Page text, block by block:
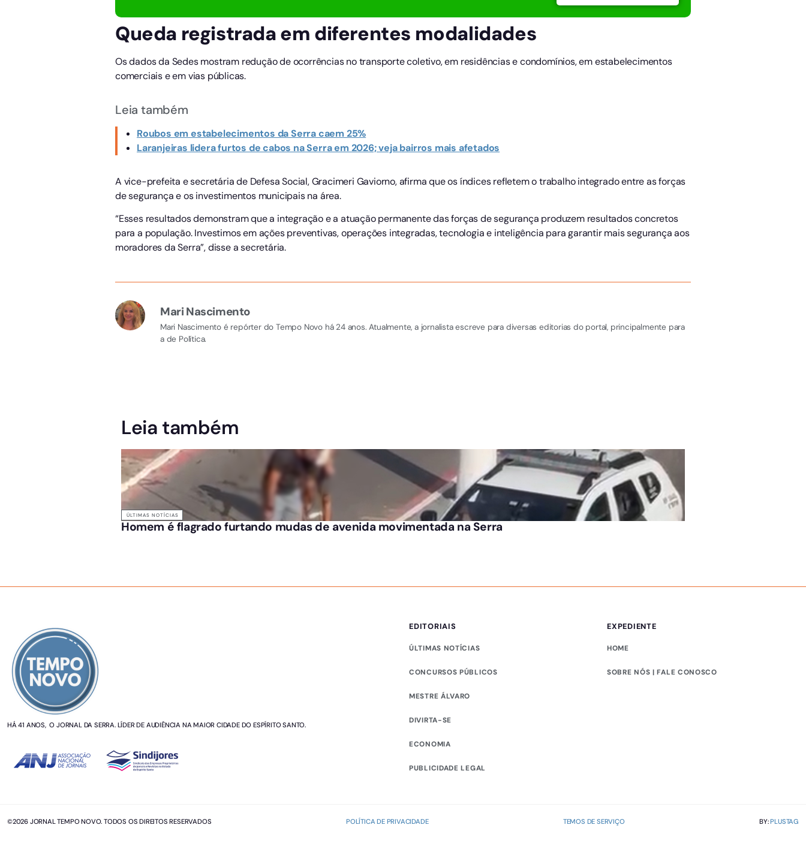
Queda registrada em diferentes modalidades
Os dados da Sedes mostram redução de ocorrências no transporte coletivo, em residências e condomínios, em estabelecimentos
comerciais e em vias públicas.
Leia também
Roubos em estabelecimentos da Serra caem 25%
Laranjeiras lidera furtos de cabos na Serra em 2026; veja bairros mais afetados
A vice-prefeita e secretária de Defesa Social, Gracimeri Gaviorno, afirma que os índices refletem o trabalho integrado entre as forças
de segurança e os investimentos municipais na área.
“Esses resultados demonstram que a integração e a atuação permanente das forças de segurança produzem resultados concretos
para a população. Investimos em ações preventivas, operações integradas, tecnologia e inteligência para garantir mais segurança aos
moradores da Serra”, disse a secretária.
Mari Nascimento
Mari Nascimento é repórter do Tempo Novo há 24 anos. Atualmente, a jornalista escreve para diversas editorias do portal, principalmente para
a de Política.
Leia também
ÚLTIMAS NOTÍCIAS
Homem é flagrado furtando mudas de avenida movimentada na Serra
HÁ 41 ANOS, O JORNAL DA SERRA. LÍDER DE AUDIÊNCIA NA MAIOR CIDADE DO ESPÍRITO SANTO.
EDITORIAIS
ÚLTIMAS NOTÍCIAS
CONCURSOS PÚBLICOS
MESTRE ÁLVARO
DIVIRTA-SE
ECONOMIA
PUBLICIDADE LEGAL
EXPEDIENTE
HOME
SOBRE NÓS | FALE CONOSCO
©2026 JORNAL TEMPO NOVO. TODOS OS DIREITOS RESERVADOS POLÍTICA DE PRIVACIDADE TEMOS DE SERVIÇO BY:PLUSTAG